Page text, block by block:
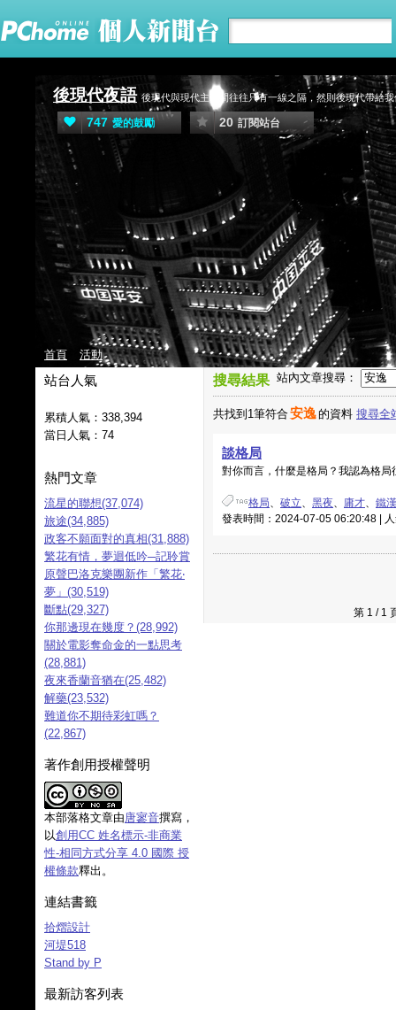
後現代夜語 後現代與現代主義間往往只有一線之隔，然則後現代帶給
747 愛的鼓勵 20 訂閱站台
首頁 活動
搜尋結果 站內文章搜尋：
共找到1筆符合安逸的資料 搜尋全
談格局
對你而言，什麼是格局？我認為格局
格局、 破立、 黑夜、 庸才、 鐵漢
發表時間：2024-07-05 06:20:48 |
第 1 /
站台人氣
累積人氣： 338,394
當日人氣： 74
熱門文章
流星的聯想(37,074)
旅途(34,885)
政客不願面對的真相(31,888)
繁花有情，夢迴低吟─記聆賞
原聲巴洛克樂團新作「繁花‧
夢」(30,519)
斷點(29,327)
你那邊現在幾度？(28,992)
關於電影奪命金的一點思考
(28,881)
夜來香蘭音猶在(25,482)
解藥(23,532)
難道你不期待彩虹嗎？
(22,867)
著作創用授權聲明
本部落格文章由唐寥音撰寫，
以創用CC 姓名標示-非商業
性-相同方式分享 4.0 國際 授
權條款釋出。
連結書籤
拾熠設計
河堤518
Stand by P
最新訪客列表